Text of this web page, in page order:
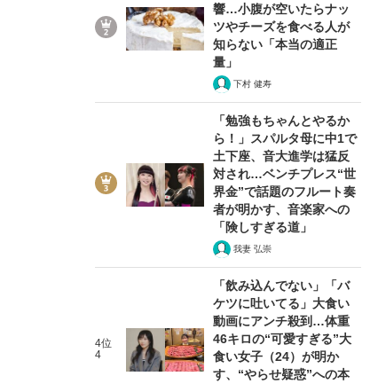
響…小腹が空いたらナッ
ツやチーズを食べる人が
知らない「本当の適正
量」
下村 健寿
「勉強もちゃんとやるか
ら！」スパルタ母に中1で
土下座、音大進学は猛反
対され…ベンチプレス“世
界金”で話題のフルート奏
者が明かす、音楽家への
「険しすぎる道」
我妻 弘崇
4位
4
「飲み込んでない」「バ
ケツに吐いてる」大食い
動画にアンチ殺到…体重
46キロの“可愛すぎる”大
食い女子（24）が明か
す、“やらせ疑惑”への本